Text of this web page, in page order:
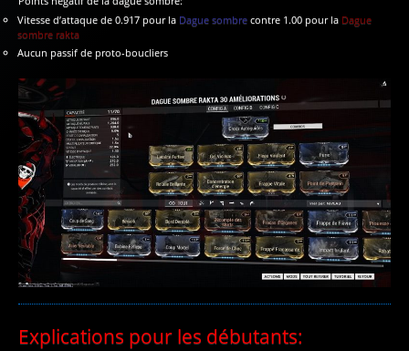
Vitesse d’attaque de 0.917 pour la Dague sombre contre 1.00 pour la Dague
sombre rakta
Aucun passif de proto-boucliers
Explications pour les débutants: